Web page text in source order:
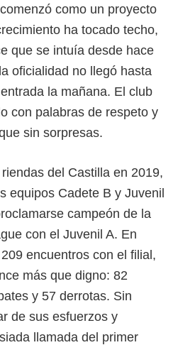
como un proyecto
ha tocado techo,
que se intuía desde hace
oficialidad no llegó hasta
la mañana. El club
con palabras de respeto y
sin sorpresas.
del Castilla en 2019,
equipos Cadete B y Juvenil
campeón de la
con el Juvenil A. En
encuentros con el filial,
más que digno: 82
y 57 derrotas. Sin
de sus esfuerzos y
llamada del primer